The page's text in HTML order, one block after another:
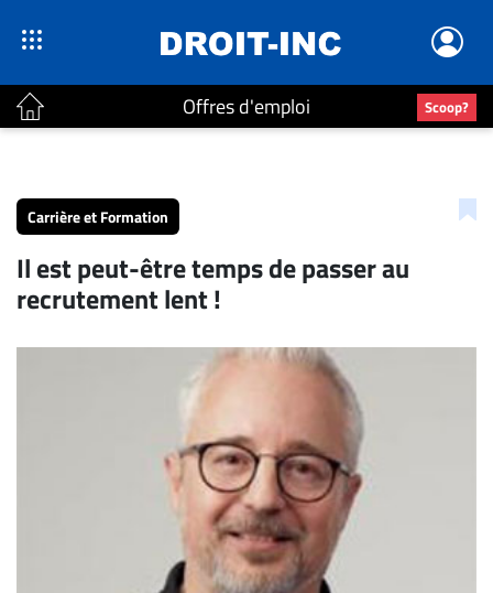
Offres d'emploi Scoop?
Accueil
Continu
Nominations
Bureaux
Carrière et Formation
Il est peut-être temps de passer au
recrutement lent !